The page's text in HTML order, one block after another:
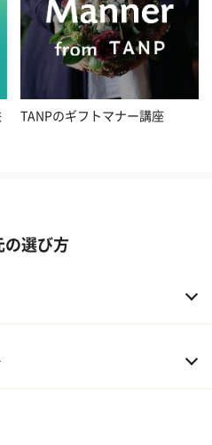
TANPのギフトマナー講座
の選び方